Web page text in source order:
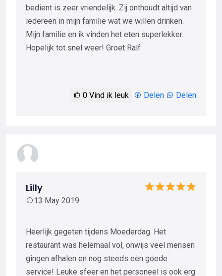
bedient is zeer vriendelijk. Zij onthoudt altijd van
iedereen in mijn familie wat we willen drinken.
Mijn familie en ik vinden het eten superlekker.
Hopelijk tot snel weer! Groet Ralf
0 Vind ik leuk Delen Delen
Lilly
13 May 2019
Heerlijk gegeten tijdens Moederdag. Het
restaurant was helemaal vol, onwijs veel mensen
gingen afhalen en nog steeds een goede
service! Leuke sfeer en het personeel is ook erg